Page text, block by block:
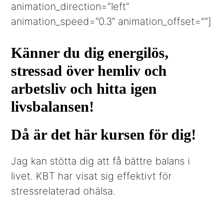
animation_direction=”left”
animation_speed=”0.3″ animation_offset=””]
Känner du dig energilös,
stressad över hemliv och
arbetsliv ochhitta igen
livsbalansen!
Då är det här kursen för dig!
Jag kan stötta dig att få bättre balans i
livet. KBT har visat sig effektivt för
stressrelaterad ohälsa.